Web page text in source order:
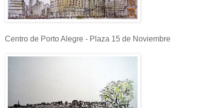
Centro de Porto Alegre - Plaza 15 de Noviembre